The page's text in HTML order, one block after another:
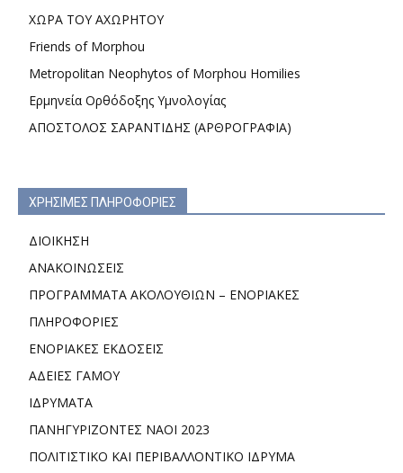
ΧΩΡΑ ΤΟΥ ΑΧΩΡΗΤΟΥ
Friends of Morphou
Metropolitan Neophytos of Morphou Homilies
Ερμηνεία Ορθόδοξης Υμνολογίας
ΑΠΟΣΤΟΛΟΣ ΣΑΡΑΝΤΙΔΗΣ (ΑΡΘΡΟΓΡΑΦΙΑ)
ΧΡΗΣΙΜΕΣ ΠΛΗΡΟΦΟΡΙΕΣ
ΔΙΟΙΚΗΣΗ
ΑΝΑΚΟΙΝΩΣΕΙΣ
ΠΡΟΓΡΑΜΜΑΤΑ ΑΚΟΛΟΥΘΙΩΝ – ΕΝΟΡΙΑΚΕΣ
ΠΛΗΡΟΦΟΡΙΕΣ
ΕΝΟΡΙΑΚΕΣ ΕΚΔΟΣΕΙΣ
ΑΔΕΙΕΣ ΓΑΜΟΥ
ΙΔΡΥΜΑΤΑ
ΠΑΝΗΓΥΡΙΖΟΝΤΕΣ ΝΑΟΙ 2023
ΠΟΛΙΤΙΣΤΙΚΟ ΚΑΙ ΠΕΡΙΒΑΛΛΟΝΤΙΚΟ ΙΔΡΥΜΑ